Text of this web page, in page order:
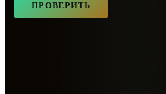
ПРОВЕРИТЬ